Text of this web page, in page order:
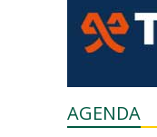
AGENDA